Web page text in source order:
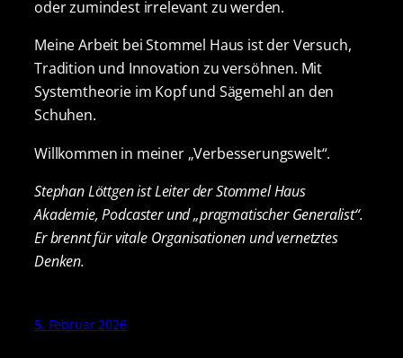
oder zumindest irrelevant zu werden.
Meine Arbeit bei Stommel Haus ist der Versuch,
Tradition und Innovation zu versöhnen. Mit
Systemtheorie im Kopf und Sägemehl an den
Schuhen.
Willkommen in meiner „Verbesserungswelt“.
Stephan Löttgen ist Leiter der Stommel Haus
Akademie, Podcaster und „pragmatischer Generalist“.
Er brennt für vitale Organisationen und vernetztes
Denken.
5. Februar 2026